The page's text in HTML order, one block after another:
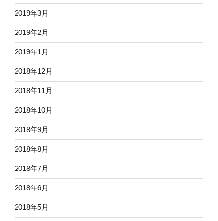
2019年3月
2019年2月
2019年1月
2018年12月
2018年11月
2018年10月
2018年9月
2018年8月
2018年7月
2018年6月
2018年5月